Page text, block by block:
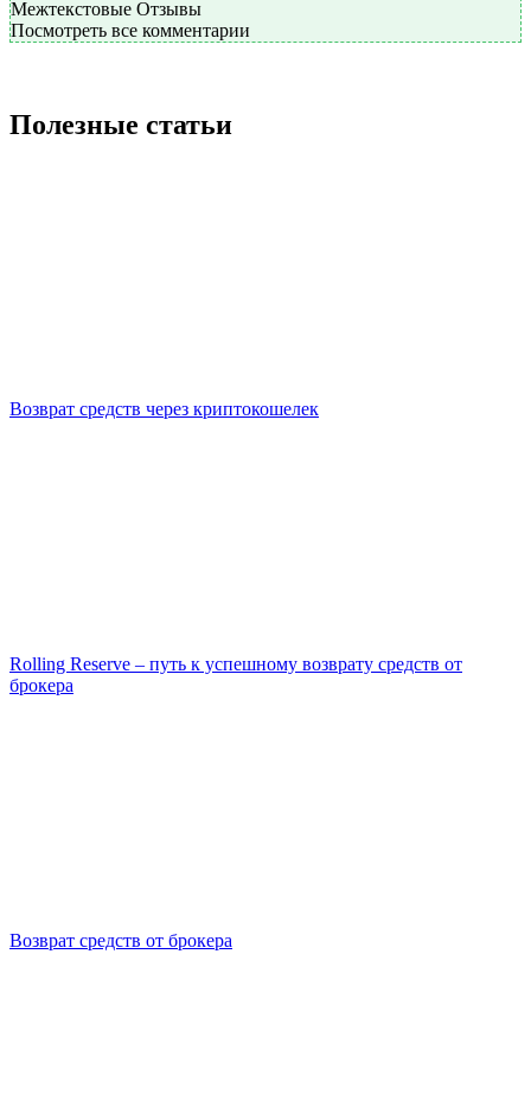
Межтекстовые Отзывы
Посмотреть все комментарии
Полезные статьи
Возврат средств через криптокошелек
Rolling Reserve – путь к успешному возврату средств от
брокера
Возврат средств от брокера